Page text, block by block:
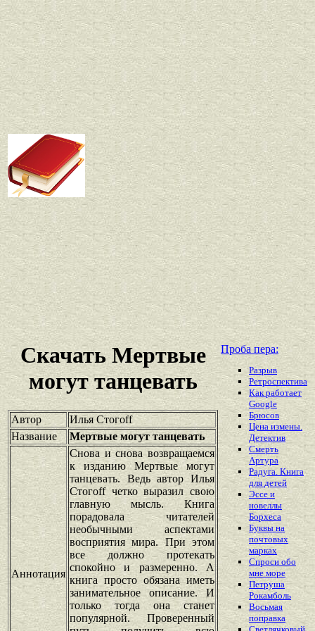
Скачать Мертвые
могут танцевать
Автор
Илья Стогоff
Название
Мертвые могут танцевать
Аннотация
Снова и снова возвращаемся
к изданию Мертвые могут
танцевать. Ведь автор Илья
Стогоff четко выразил свою
главную мысль. Книга
порадовала читателей
необычными аспектами
восприятия мира. При этом
все должно протекать
спокойно и размеренно. А
книга просто обязана иметь
занимательное описание. И
только тогда она станет
популярной. Проверенный
Проба пера:
Разрыв
Ретроспектива
Как работает
Google
Брюсов
Цена измены.
Детектив
Смерть
Артура
Радуга. Книга
для детей
Эссе и
новеллы
Борхеса
Буквы на
почтовых
марках
Спроси обо
мне море
Петруша
Рокамболь
Восьмая
поправка